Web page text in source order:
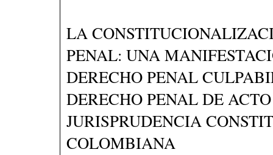
LA
PENAL: UNA
DERECHO PENAL
DERECHO PENAL DE
JURISPRUDENCIA
COLOMBIANA